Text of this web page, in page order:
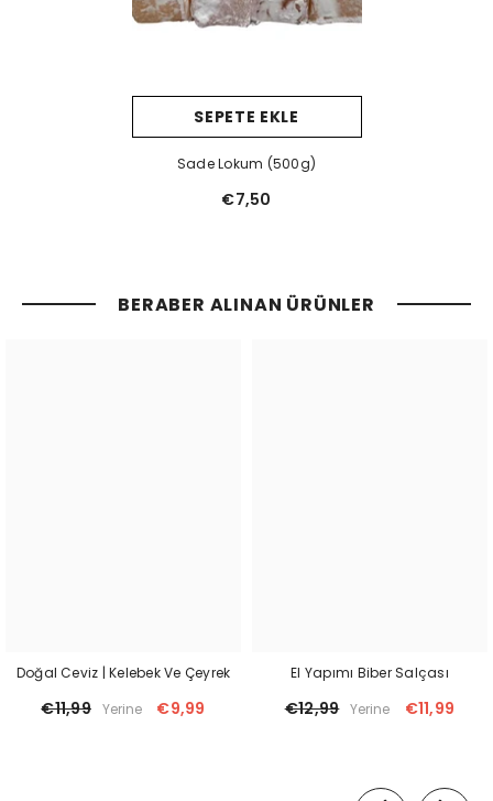
SEPETE EKLE
Sade Lokum (500g)
€7,50
BERABER ALINAN ÜRÜNLER
Doğal Ceviz | Kelebek Ve Çeyrek
€11,99 Yerine €9,99
El Yapımı Biber Salçası
€12,99 Yerine €11,99